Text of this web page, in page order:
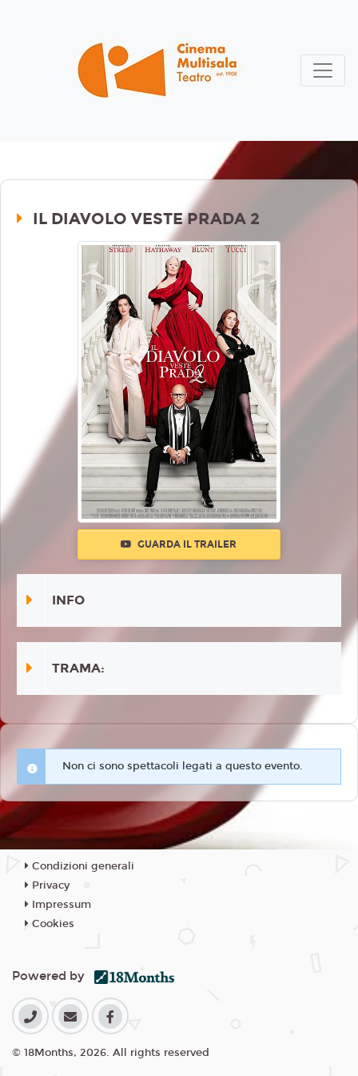
IL DIAVOLO VESTE PRADA 2
GUARDA IL TRAILER
INFO
TRAMA:
Non ci sono spettacoli legati a questo evento.
Condizioni generali
Privacy
Impressum
Cookies
Powered by
© 18Months, 2026. All rights reserved